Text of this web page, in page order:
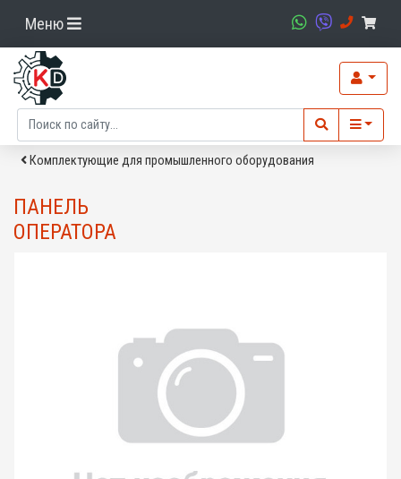
Меню
Комплектующие для промышленного оборудования
ПАНЕЛЬ
ОПЕРАТОРА